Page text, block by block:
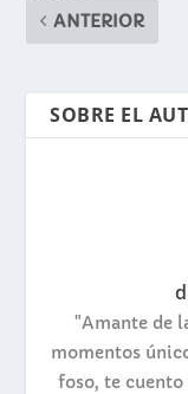
ANTERIOR
SOBRE EL
"Amante de
momentos
foso, te cuento